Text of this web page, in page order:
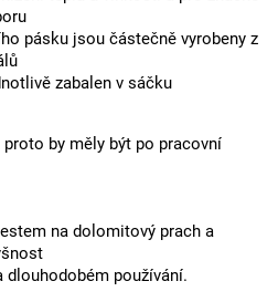
pásku jsou částečně vyrobeny z
zabalen v sáčku
by měly být po pracovní
na dolomitový prach a
dlouhodobém používání.